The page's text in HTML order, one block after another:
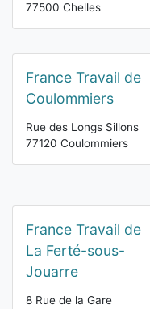
77500 Chelles
France Travail de
Coulommiers
Rue des Longs Sillons
77120 Coulommiers
France Travail de
La Ferté-sous-
Jouarre
8 Rue de la Gare